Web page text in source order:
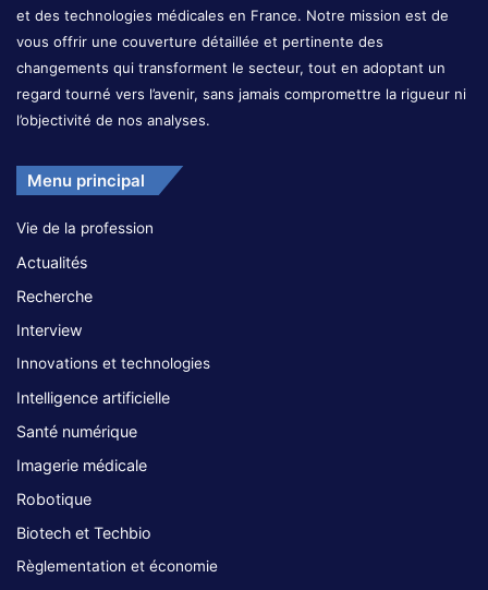
et des technologies médicales en France. Notre mission est de
vous offrir une couverture détaillée et pertinente des
changements qui transforment le secteur, tout en adoptant un
regard tourné vers l’avenir, sans jamais compromettre la rigueur ni
l’objectivité de nos analyses.
Menu principal
Vie de la profession
Actualités
Recherche
Interview
Innovations et technologies
Intelligence artificielle
Santé numérique
Imagerie médicale
Robotique
Biotech et Techbio
Règlementation et économie